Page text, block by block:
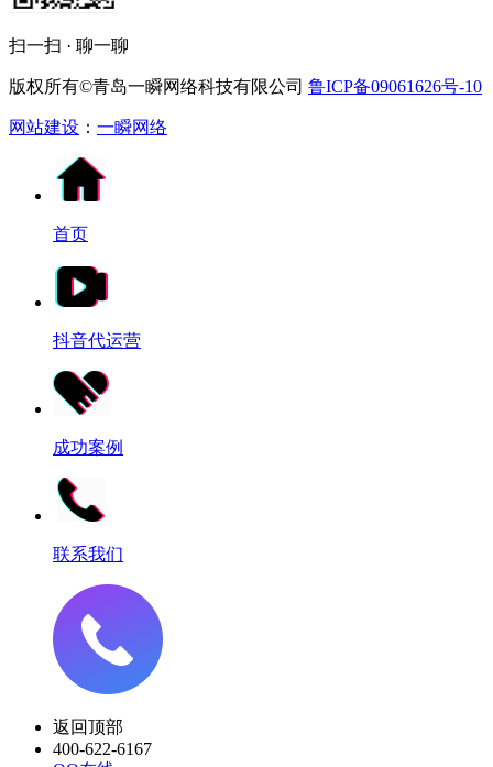
扫一扫 · 聊一聊
版权所有©青岛一瞬网络科技有限公司 鲁ICP备09061626号-10
网站建设 ： 一瞬网络
首页
抖音代运营
成功案例
联系我们
返回顶部
400-622-6167